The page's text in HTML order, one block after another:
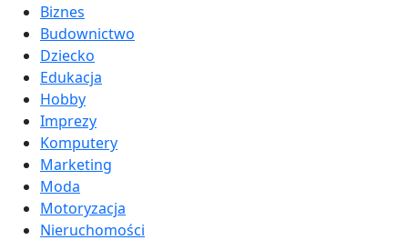
Biznes
Budownictwo
Dziecko
Edukacja
Hobby
Imprezy
Komputery
Marketing
Moda
Motoryzacja
Nieruchomości